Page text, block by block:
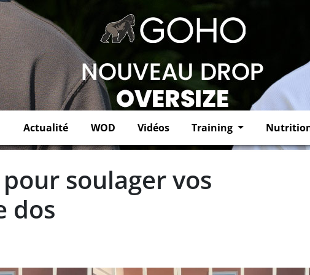
Actualité WOD Vidéos Training
soulager vos
dos